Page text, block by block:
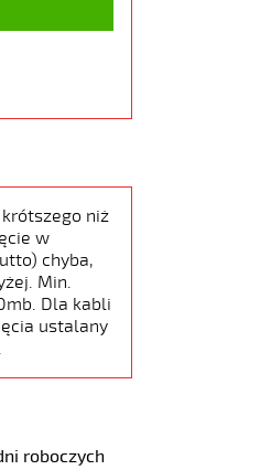
niż
w
chyba,
Min.
Dla kabli
ustalany
roboczych